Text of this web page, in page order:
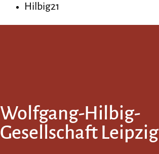
Hilbig21
Wolfgang-Hilbig-
Gesellschaft Leipzig